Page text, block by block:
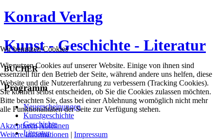
Konrad Verlag
Kunst - Geschichte - Literatur
BÜCHER
Programm
Neuerscheinungen
Kunstgeschichte
Geschichte
Literatur
Wir benutzen Cookies
Wir nutzen Cookies auf unserer Website. Einige von ihnen sind
essenziell für den Betrieb der Seite, während andere uns helfen, diese
Website und die Nutzererfahrung zu verbessern (Tracking Cookies).
Sie können selbst entscheiden, ob Sie die Cookies zulassen möchten.
Bitte beachten Sie, dass bei einer Ablehnung womöglich nicht mehr
alle Funktionalitäten der Seite zur Verfügung stehen.
AkzeptierenAblehnen
Weitere Informationen | Impressum